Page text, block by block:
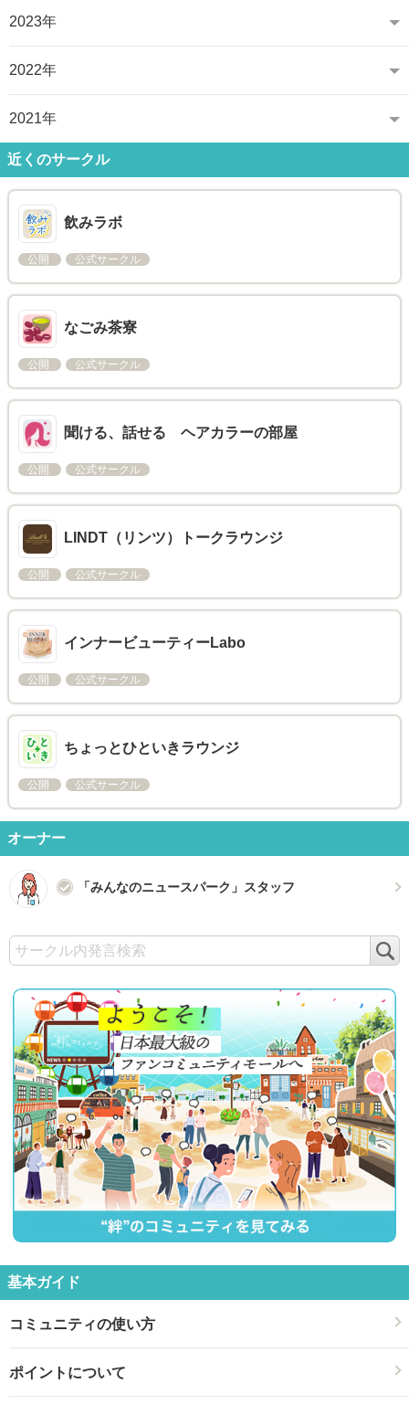
2023年
2022年
2021年
近くのサークル
飲みラボ
公開 公式サークル
なごみ茶寮
公開 公式サークル
聞ける、話せる ヘアカラーの部屋
公開 公式サークル
LINDT（リンツ）トークラウンジ
公開 公式サークル
インナービューティーLabo
公開 公式サークル
ちょっとひといきラウンジ
公開 公式サークル
オーナー
「みんなのニュースパーク」スタッフ
基本ガイド
コミュニティの使い方
ポイントについて